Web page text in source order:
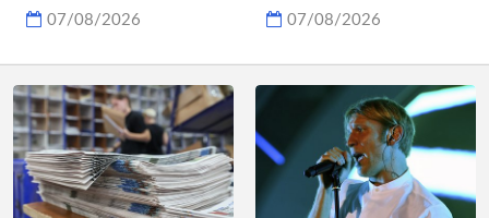
07/08/2026 07/08/2026